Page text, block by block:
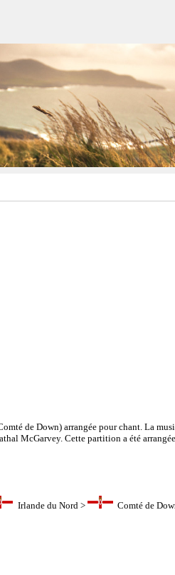
de Down) arrangée pour chant. La
McGarvey. Cette partition a été
Irlande du Nord >
Comté de